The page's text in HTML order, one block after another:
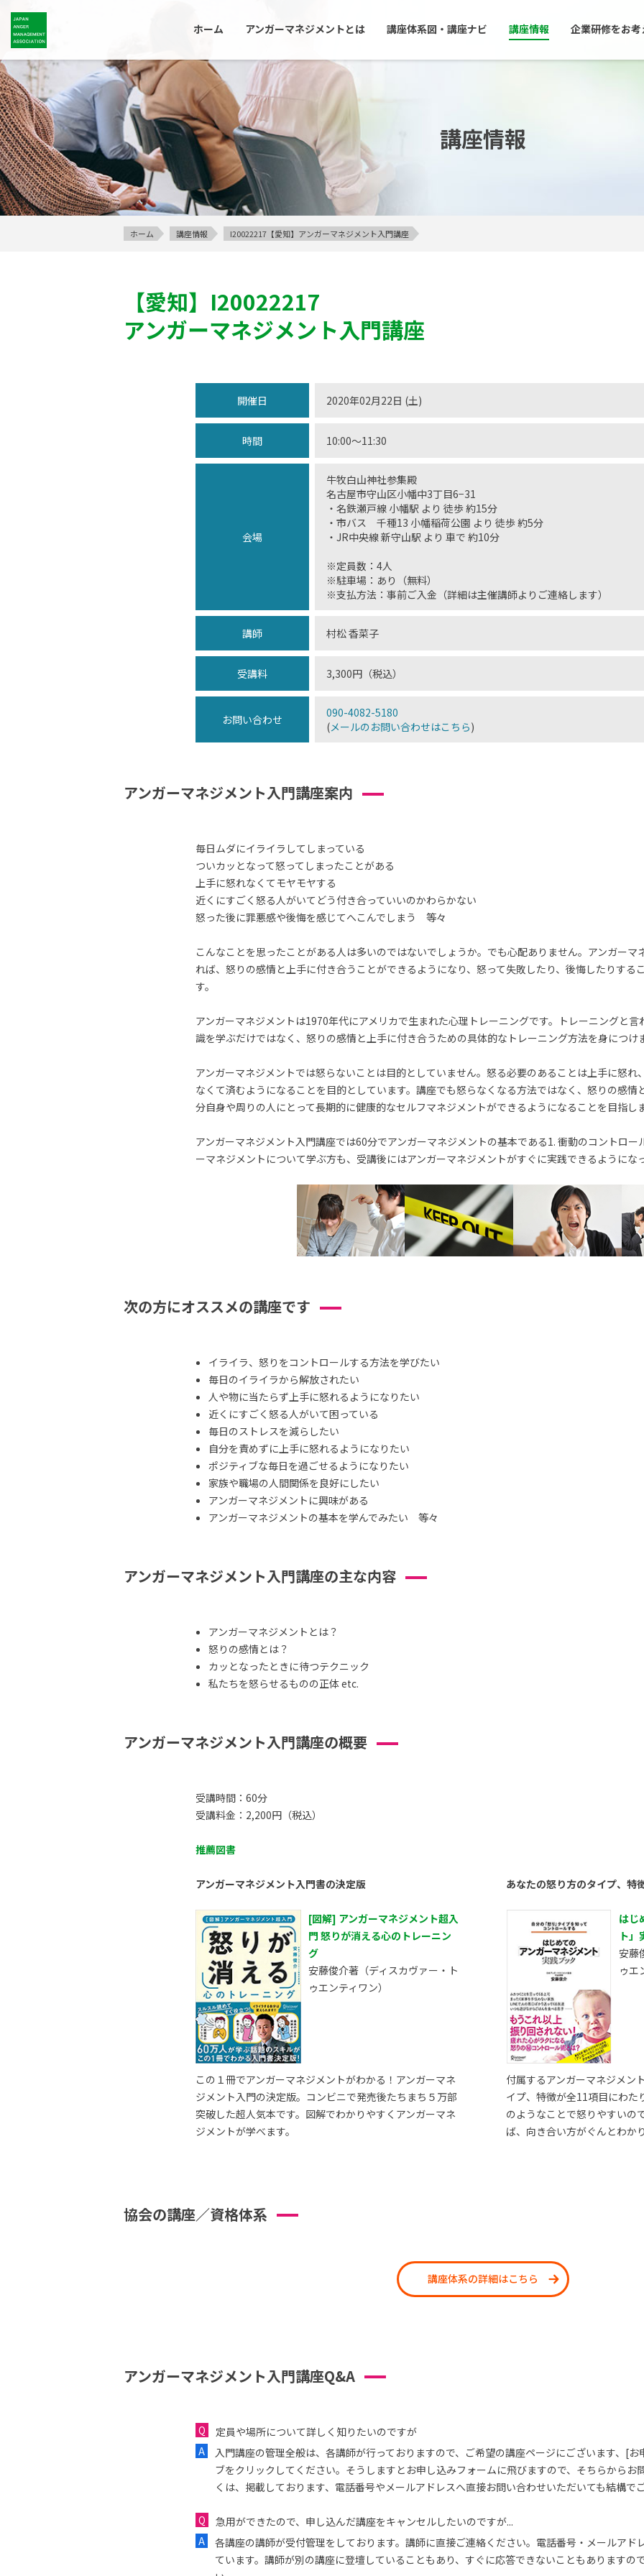
ホーム アンガーマネジメントとは 講座体系図・講座ナビ 講座情報 企業研修をお
講座情報
ホーム 講座情報 I20022217【愛知】アンガーマネジメント入門講座
【愛知】 I20022217
アンガーマネジメント入門講座
開催日 2020年02月22日 (土)
時間 10:00〜11:30
会場
牛牧白山神社参集殿
名古屋市守山区小幡中3丁目6−31
・名鉄瀬戸線 小幡駅 より 徒歩 約15分
・市バス 千種13 小幡稲荷公園 より 徒歩 約5分
・JR中央線 新守山駅 より 車で 約10分
※定員数：4人
※駐車場：あり（無料）
※支払方法：事前ご入金（詳細は主催講師よりご連絡します）
講師 村松 香菜子
受講料 3,300円（税込）
お問い合わせ
090-4082-5180
(メールのお問い合わせはこちら)
アンガーマネジメント入門講座案内
毎日ムダにイライラしてしまっている
ついカッとなって怒ってしまったことがある
上手に怒れなくてモヤモヤする
近くにすごく怒る人がいてどう付き合っていいのかわらかない
怒った後に罪悪感や後悔を感じてへこんでしまう 等々
こんなことを思ったことがある人は多いのではないでしょうか。でも心配ありません。アンガーマ
れば、怒りの感情と上手に付き合うことができるようになり、怒って失敗したり、後悔したりする
す。
アンガーマネジメントは1970年代にアメリカで生まれた心理トレーニングです。トレーニングと言
識を学ぶだけではなく、怒りの感情と上手に付き合うための具体的なトレーニング方法を身につけ
アンガーマネジメントでは怒らないことは目的としていません。怒る必要のあることは上手に怒れ
なくて済むようになることを目的としています。講座でも怒らなくなる方法ではなく、怒りの感情
分自身や周りの人にとって長期的に健康的なセルフマネジメントができるようになることを目指しま
アンガーマネジメント入門講座では60分でアンガーマネジメントの基本である1. 衝動のコントロー
ーマネジメントについて学ぶ方も、受講後にはアンガーマネジメントがすぐに実践できるようにな
次の方にオススメの講座です
イライラ、怒りをコントロールする方法を学びたい
毎日のイライラから解放されたい
人や物に当たらず上手に怒れるようになりたい
近くにすごく怒る人がいて困っている
毎日のストレスを減らしたい
自分を責めずに上手に怒れるようになりたい
ポジティブな毎日を過ごせるようになりたい
家族や職場の人間関係を良好にしたい
アンガーマネジメントに興味がある
アンガーマネジメントの基本を学んでみたい 等々
アンガーマネジメント入門講座の主な内容
アンガーマネジメントとは？
怒りの感情とは？
カッとなったときに待つテクニック
私たちを怒らせるものの正体 etc.
アンガーマネジメント入門講座の概要
受講時間：60分
受講料金：2,200円（税込）
推薦図書
アンガーマネジメント入門書の決定版
[図解] アンガーマネジメント超入
門 怒りが消える心のトレーニン
グ
安藤俊介著（ディスカヴァー・ト
ゥエンティワン）
この１冊でアンガーマネジメントがわかる！アンガーマネ
ジメント入門の決定版。コンビニで発売後たちまち５万部
突破した超人気本です。図解でわかりやすくアンガーマネ
ジメントが学べます。
あなたの怒り方のタイプ、特
はじ
ト」
安藤
ゥエ
付属するアンガーマネジメン
イプ、特徴が全11項目にわた
のようなことで怒りやすいの
ば、向き合い方がぐんとわか
協会の講座／資格体系
講座体系の詳細はこちら
アンガーマネジメント入門講座Q&A
定員や場所について詳しく知りたいのですが
入門講座の管理全般は、各講師が行っておりますので、ご希望の講座ページにございます、[
ブをクリックしてください。そうしますとお申し込みフォームに飛びますので、そちらからお
くは、掲載しております、電話番号やメールアドレスへ直接お問い合わせいただいても結構でご
急用ができたので、申し込んだ講座をキャンセルしたいのですが...
各講座の講師が受付管理をしております。講師に直接ご連絡ください。電話番号・メールアド
ています。講師が別の講座に登壇していることもあり、すぐに応答できないこともありますの